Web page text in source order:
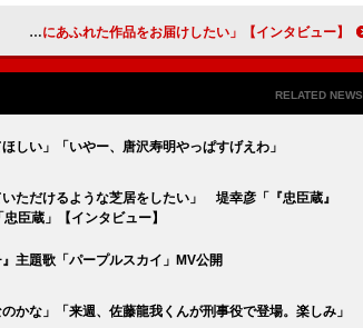
宮野真守＆神山智洋、初共演の二人が作り上げる、劇団☆新感線のドタバタ音楽活劇ミステリー 「多幸感にあふれた作品をお届けしたい」【インタビュー】
RELATED NEWS
しい」「いやー、唐沢寿明やっぱすげえわ」
ただけるような芝居をしたい」 堤幸彦「『忠臣蔵』
臣蔵」【インタビュー】
主題歌「パープルスカイ」MV公開
かな」「来週、佐藤龍我くんが刑事役で登場。楽しみ」